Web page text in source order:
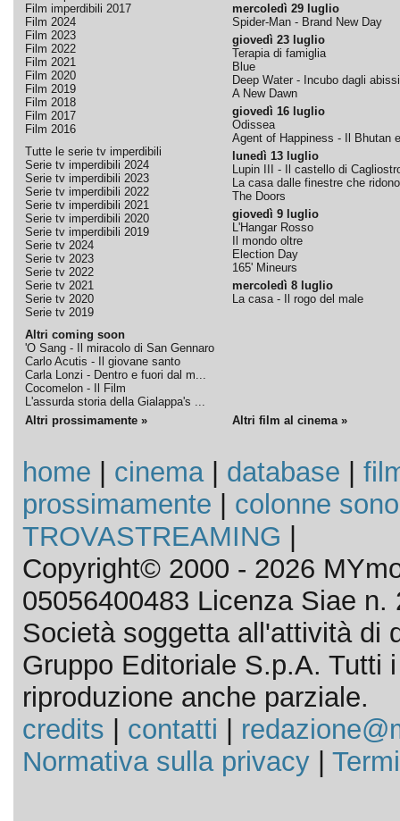
Film imperdibili 2017
Film 2024
Film 2023
Film 2022
Film 2021
Film 2020
Film 2019
Film 2018
Film 2017
Film 2016
Tutte le serie tv imperdibili
Serie tv imperdibili 2024
Serie tv imperdibili 2023
Serie tv imperdibili 2022
Serie tv imperdibili 2021
Serie tv imperdibili 2020
Serie tv imperdibili 2019
Serie tv 2024
Serie tv 2023
Serie tv 2022
Serie tv 2021
Serie tv 2020
Serie tv 2019
Altri coming soon
'O Sang - Il miracolo di San Gennaro
Carlo Acutis - Il giovane santo
Carla Lonzi - Dentro e fuori dal m...
Cocomelon - Il Film
L'assurda storia della Gialappa's ...
mercoledì 29 luglio
Spider-Man - Brand New Day
giovedì 23 luglio
Terapia di famiglia
Blue
Deep Water - Incubo dagli abissi
A New Dawn
giovedì 16 luglio
Odissea
Agent of Happiness - Il Bhutan
lunedì 13 luglio
Lupin III - Il castello di
La casa dalle finestre che ridono
The Doors
giovedì 9 luglio
L'Hangar Rosso
Il mondo oltre
Election Day
165' Mineurs
mercoledì 8 luglio
La casa - Il rogo del male
Altri prossimamente » Altri film al cinema »
home cinema| database
prossimamente
colonne
TROVASTREAMING
Copyright© 2000 - 2026
05056400483 Licenza Siae n.
Società soggetta all'attività di
Gruppo Editoriale S.p.A. Tutti
riproduzione anche parziale.
credits
contatti
Normativa sulla privacy|